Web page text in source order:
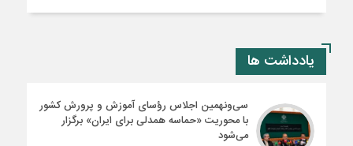
یادداشت ها
سی‌ونهمین اجلاس رؤسای آموزش و پرورش کشور
با محوریت «حماسه همدلی برای ایران» برگزار
می‌شود